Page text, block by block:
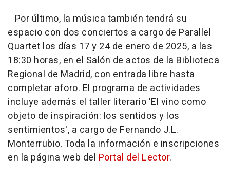
Por último, la música también tendrá su
espacio con dos conciertos a cargo de Parallel
Quartet los días 17 y 24 de enero de 2025, a las
18:30 horas, en el Salón de actos de la Biblioteca
Regional de Madrid, con entrada libre hasta
completar aforo. El programa de actividades
incluye además el taller literario 'El vino como
objeto de inspiración: los sentidos y los
sentimientos', a cargo de Fernando J.L.
Monterrubio. Toda la información e inscripciones
en la página web del Portal del Lector.